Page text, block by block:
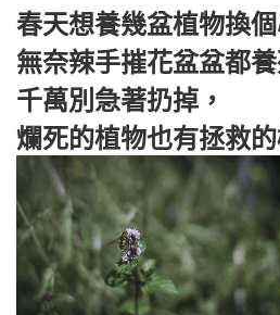
春天想養幾盆植物換
無奈辣手摧花盆盆都
千萬別急著扔掉，
爛死的植物也有拯救的